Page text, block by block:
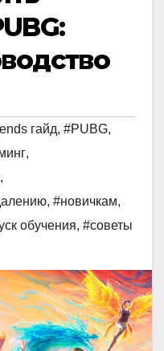
гайд, #PUBG,
,
,
, #новичкам,
обучения, #советы